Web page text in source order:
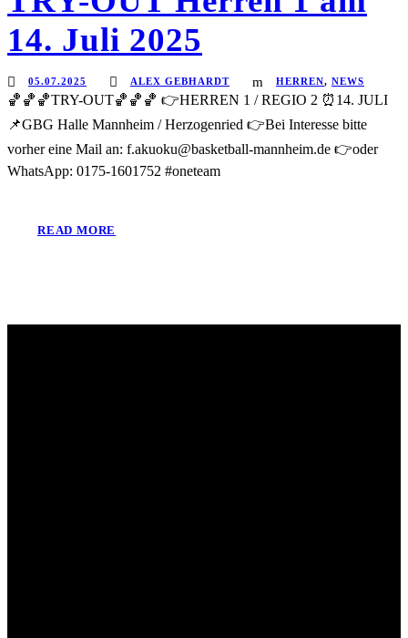
14. Juli 2025
05.07.2025 ALEX GEBHARDT HERREN, NEWS
🏀🏀🏀TRY-OUT🏀🏀🏀 👉HERREN 1 / REGIO 2 ⏰14. JULI
📌GBG Halle Mannheim / Herzogenried 👉Bei Interesse bitte
vorher eine Mail an: f.akuoku@basketball-mannheim.de 👉oder
WhatsApp: 0175-1601752 #oneteam
READ MORE